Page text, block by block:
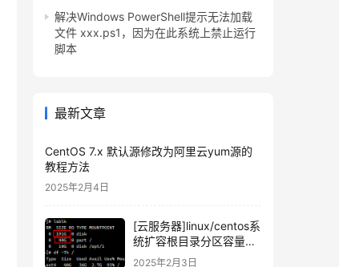
解决Windows PowerShell提示无法加载
文件 xxx.ps1，因为在此系统上禁止运行
脚本
最新文章
CentOS 7.x 默认源修改为阿里云yum源的
教程方法
2025年2月4日
[云服务器]linux/centos系
统扩容根目录分区容量的
教程
2025年2月3日